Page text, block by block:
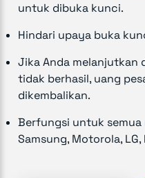
untuk dibuka kunci.
Hindari upaya buka
Jika Anda melanjutkan
tidak berhasil, uang
dikembalikan.
Berfungsi untuk semua
Samsung, Motorola,